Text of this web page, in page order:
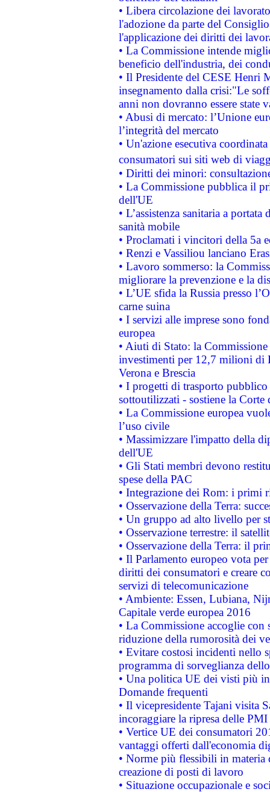
• Libera circolazione dei
l'adozione da parte del
l'applicazione dei diritti dei
• La Commissione intende
beneficio dell'industria, dei
• Il Presidente del CESE Henri
insegnamento dalla crisi:"Le
anni non dovranno essere state
• Abusi di mercato: l’Unione
l’integrità del mercato
• Un'azione esecutiva
consumatori sui siti web di
• Diritti dei minori:
• La Commissione pubblica il
dell'UE
• L’assistenza sanitaria a
sanità mobile
• Proclamati i vincitori della 5a
• Renzi e Vassiliou lanciano
• Lavoro sommerso: la
migliorare la prevenzione e la
• L’UE sfida la Russia presso
carne suina
• I servizi alle imprese sono
europea
• Aiuti di Stato: la
investimenti per 12,7 milioni di
Verona e Brescia
• I progetti di trasporto
sottoutilizzati - sostiene la Corte
• La Commissione europea
l’uso civile
• Massimizzare l'impatto della
dell'UE
• Gli Stati membri devono
spese della PAC
• Integrazione dei Rom: i primi
• Osservazione della Terra:
• Un gruppo ad alto livello per
• Osservazione terrestre: il
• Osservazione della Terra: il
• Il Parlamento europeo vota
diritti dei consumatori e creare
servizi di telecomunicazione
• Ambiente: Essen, Lubiana,
Capitale verde europea 2016
• La Commissione accoglie
riduzione della rumorosità dei
• Evitare costosi incidenti nello
programma di sorveglianza
• Una politica UE dei visti più
Domande frequenti
• Il vicepresidente Tajani visita
incoraggiare la ripresa delle
• Vertice UE dei consumatori
vantaggi offerti dall'economia
• Norme più flessibili in materia
creazione di posti di lavoro
• Situazione occupazionale e